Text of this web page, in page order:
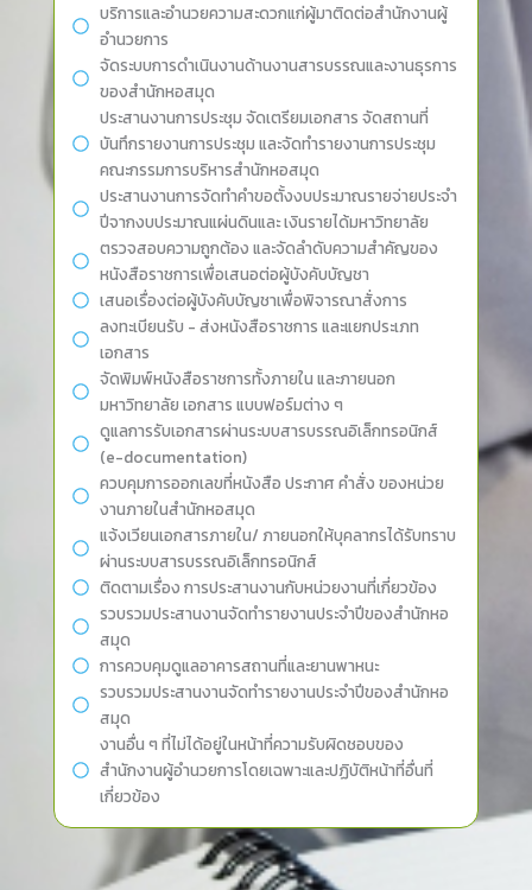
บริการและอำนวยความสะดวกแก่ผู้มาติดต่อสำนักงานผู้
อำนวยการ
จัดระบบการดำเนินงานด้านงานสารบรรณและงานธุรการ
ของสำนักหอสมุด
ประสานงานการประชุม จัดเตรียมเอกสาร จัดสถานที่
บันทึกรายงานการประชุม และจัดทำรายงานการประชุม
คณะกรรมการบริหารสำนักหอสมุด
ประสานงานการจัดทำคำขอตั้งงบประมาณรายจ่ายประจำ
ปีจากงบประมาณแผ่นดินและ เงินรายได้มหาวิทยาลัย
ตรวจสอบความถูกต้อง และจัดลำดับความสำคัญของ
หนังสือราชการเพื่อเสนอต่อผู้บังคับบัญชา
เสนอเรื่องต่อผู้บังคับบัญชาเพื่อพิจารณาสั่งการ
ลงทะเบียนรับ - ส่งหนังสือราชการ และแยกประเภท
เอกสาร
จัดพิมพ์หนังสือราชการทั้งภายใน และภายนอก
มหาวิทยาลัย เอกสาร แบบฟอร์มต่าง ๆ
ดูแลการรับเอกสารผ่านระบบสารบรรณอิเล็กทรอนิกส์
(e-documentation)
ควบคุมการออกเลขที่หนังสือ ประกาศ คำสั่ง ของหน่วย
งานภายในสำนักหอสมุด
แจ้งเวียนเอกสารภายใน/ ภายนอกให้บุคลากรได้รับทราบ
ผ่านระบบสารบรรณอิเล็กทรอนิกส์
ติดตามเรื่อง การประสานงานกับหน่วยงานที่เกี่ยวข้อง
รวบรวมประสานงานจัดทำรายงานประจำปีของสำนักหอ
สมุด
การควบคุมดูแลอาคารสถานที่และยานพาหนะ
รวบรวมประสานงานจัดทำรายงานประจำปีของสำนักหอ
สมุด
งานอื่น ๆ ที่ไม่ได้อยู่ในหน้าที่ความรับผิดชอบของ
สำนักงานผู้อำนวยการโดยเฉพาะและปฏิบัติหน้าที่อื่นที่
เกี่ยวข้อง